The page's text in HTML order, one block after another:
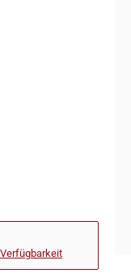
Verfügbarkeit